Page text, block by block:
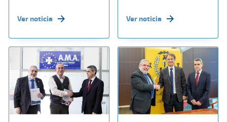
Ver noticia Ver noticia